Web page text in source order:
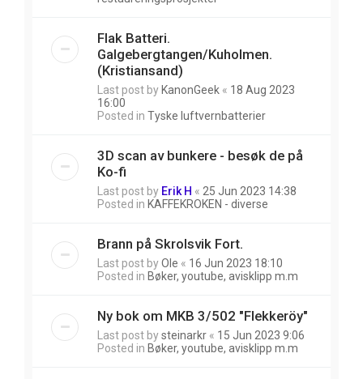
Flak Batteri.
Galgebergtangen/Kuholmen.
(Kristiansand)
Last post by KanonGeek « 18 Aug 2023
16:00
Posted in Tyske luftvernbatterier
3D scan av bunkere - besøk de på
Ko-fi
Last post by Erik H « 25 Jun 2023 14:38
Posted in KAFFEKROKEN - diverse
Brann på Skrolsvik Fort.
Last post byOle « 16 Jun 2023 18:10
Posted in Bøker, youtube, avisklipp m.m
Ny bok om MKB 3/502 "Flekkeröy"
Last post bysteinarkr « 15 Jun 2023 9:06
Posted in Bøker, youtube, avisklipp m.m